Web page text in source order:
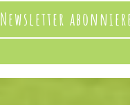
Newsletter